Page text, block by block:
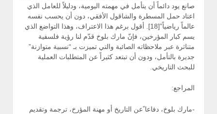
صانع يود دائماً أن يتأمل في مهمته اليومية، ودليلاً للعامل الذي
اعتاد حمل المسطرة والشاقول الأفقي، دون أن يحسب نفسه
عالماً رياضياً”[18]. أقول برغم هذا الاعتراف، وهذا التواضع الذي
يسم كبار المؤرخين، فإنّ مارك بلوخ قدّم لنا رؤية فلسفية
متناثرة عبر ملاحظاته الصائبة والتي تميزت بـ “نسبية متوازنة”
جديرة بالتأمل، ودون أن تبتعد كثيراً عن المتطلبات العملية
للبحث التاريخي.
المراجع:
-مارك بلوخ، دفاعا ًعن التاريخ أو مهنة المؤرخ، ترجمة وتقديم